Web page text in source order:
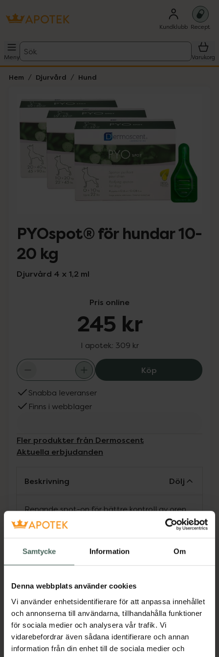
Samtycke Information Om
Denna webbplats använder cookies
Vi använder enhetsidentifierare för att anpassa innehållet
och annonserna till användarna, tillhandahålla funktioner
för sociala medier och analysera vår trafik. Vi
vidarebefordrar även sådana identifierare och annan
information från din enhet till de sociala medier och
Kundklubb Recept
Meny
Sök
Varukorg
Hem Djurvård Hund
Lista: . Innehåller 1 objekt.
Hoppa över Lista
PYOspot® för hundar 10-
20 kg
Djurvård 4 x 1,2 ml
Pris online
245 kr
I apotek: 309 kr
KöpPYOspot® för
Snabba leveranser
Finns i webblager
Fler produkter från Dermoscent
Aktuella erbjudanden
Beskrivning Dölj
Renande spot-on för bättre kontroll av oren
hud. PYOspot® är den första spot-on-
produkten speciellt avsedd att rena huden på
oren hud. De 100% naturliga aktiva
ingredienserna och i synnerhet det innovativa
att återställa balansen i hudfloran och lugna
huden, samtidigt som den stärker
hudbarriären, vilket motverkar uttorkning av
huden.
Jämförpris